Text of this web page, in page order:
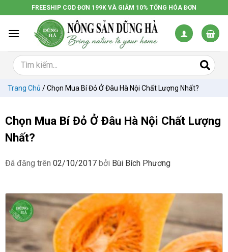
đến
dung
FREESHIP COD ĐƠN 199K VÀ GIẢM 10% TỔNG HÓA ĐƠN
Trang Chủ /Chọn Mua Bí Đỏ Ở Đâu Hà Nội Chất Lượng Nhất?
Chọn Mua Bí Đỏ Ở Đâu Hà Nội Chất Lượng
Nhất?
Đã đăng trên 02/10/2017 bởi Bùi Bích Phương